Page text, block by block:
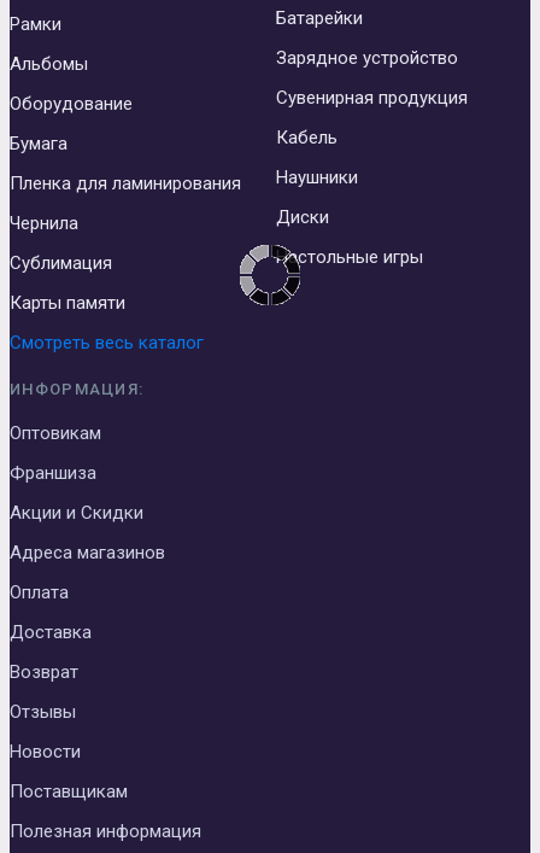
Рамки
Альбомы
Оборудование
Бумага
Пленка для ламинирования
Чернила
Сублимация
Карты памяти
Батарейки
Зарядное устройство
Сувенирная продукция
Кабель
Наушники
Диски
Настольные игры
Смотреть весь каталог
ИНФОРМАЦИЯ:
Оптовикам
Франшиза
Акции и Скидки
Адреса магазинов
Оплата
Доставка
Возврат
Отзывы
Новости
Поставщикам
Полезная информация